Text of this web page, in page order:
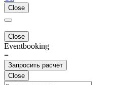
Close
Close
Eventbooking
=
Запросить расчет
Close